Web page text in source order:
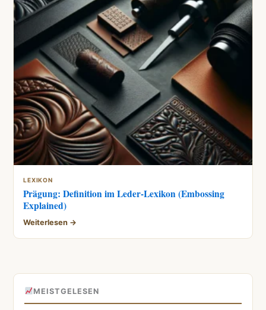
LEXIKON
Prägung: Definition im Leder-Lexikon (Embossing
Explained)
Weiterlesen →
MEISTGELESEN